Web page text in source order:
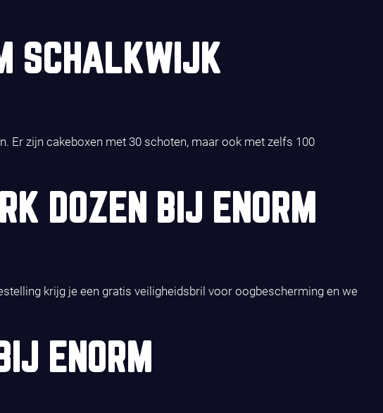
SCHALKWIJK
Er zijn cakeboxen met 30 schoten, maar ook met zelfs 100
DOZEN BIJ ENORM
krijg je een gratis veiligheidsbril voor oogbescherming en we
ENORM